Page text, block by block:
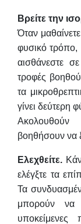
Βρείτε την
Όταν
φυσικό τρόπο,
αισθάνεστε
τροφές
τα
γίνει δεύτερη
βοηθήσουν να
Ελεχθείτε.
ελέγξτε τα
Τα
μπορούν να